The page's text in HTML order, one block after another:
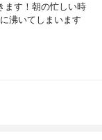
ます！朝の忙しい時
沸いてしまいます